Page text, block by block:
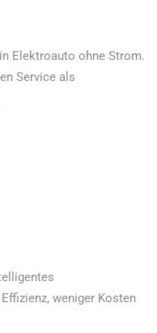
Elektroauto ohne Strom.
Service als
weniger Kosten